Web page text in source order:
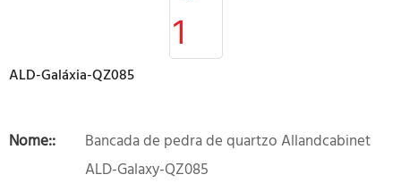
ALD-Galáxia-QZ085
Nome::
Bancada de pedra de quartzo Allandcabinet
ALD-Galaxy-QZ085